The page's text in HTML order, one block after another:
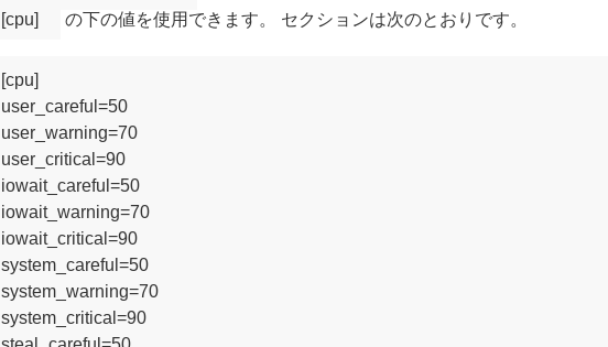
[cpu]
の下の値を使用できます。 セクションは次のとおりです。
[cpu]
user_careful=50
user_warning=70
user_critical=90
iowait_careful=50
iowait_warning=70
iowait_critical=90
system_careful=50
system_warning=70
system_critical=90